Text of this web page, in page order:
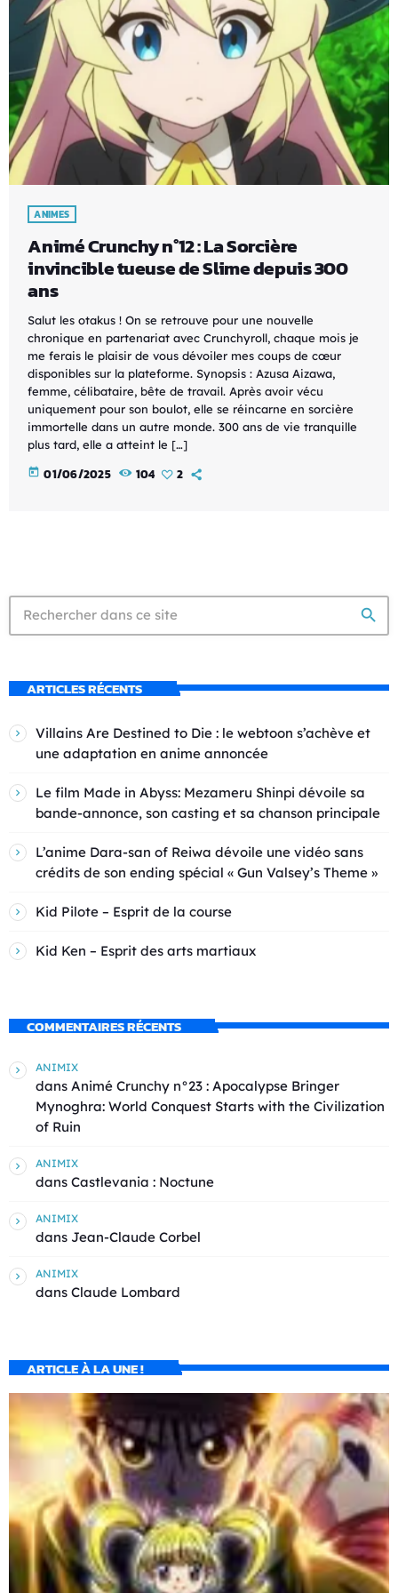
ANIMES
Animé Crunchy n°12 : La Sorcière
invincible tueuse de Slime depuis 300
ans
Salut les otakus ! On se retrouve pour une nouvelle
chronique en partenariat avec Crunchyroll, chaque mois je
me ferais le plaisir de vous dévoiler mes coups de cœur
disponibles sur la plateforme. Synopsis : Azusa Aizawa,
femme, célibataire, bête de travail. Après avoir vécu
uniquement pour son boulot, elle se réincarne en sorcière
immortelle dans un autre monde. 300 ans de vie tranquille
plus tard, elle a atteint le […]
today 01/06/2025 104 2
search
ARTICLES RÉCENTS
Villains Are Destined to Die : le webtoon s’achève et
une adaptation en anime annoncée
Le film Made in Abyss: Mezameru Shinpi dévoile sa
bande-annonce, son casting et sa chanson principale
L’anime Dara-san of Reiwa dévoile une vidéo sans
crédits de son ending spécial « Gun Valsey’s Theme »
Kid Pilote – Esprit de la course
Kid Ken – Esprit des arts martiaux
COMMENTAIRES RÉCENTS
ANIMIX
dans Animé Crunchy n°23 : Apocalypse Bringer
Mynoghra: World Conquest Starts with the Civilization
of Ruin
ANIMIX
dans Castlevania : Noctune
ANIMIX
dans Jean-Claude Corbel
ANIMIX
dans Claude Lombard
ARTICLE À LA UNE !